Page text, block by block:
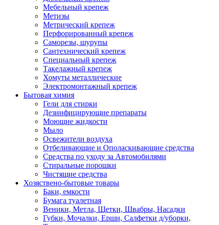
Мебельный крепеж
Метизы
Метрический крепеж
Перфорированный крепеж
Саморезы, шурупы
Сантехнический крепеж
Специальный крепеж
Такелажный крепеж
Хомуты металлические
Электромонтажный крепеж
Бытовая химия
Гели для стирки
Дезинфицирующие препараты
Моющие жидкости
Мыло
Освежители воздуха
Отбеливающие и Ополаскивающие средства
Средства по уходу за Автомобилями
Стиральные порошки
Чистящие средства
Хозяствено-бытовые товары
Баки, емкости
Бумага туалетная
Веники, Метла, Щетки, Швабры, Насадки
Губки, Мочалки, Ерши, Салфетки д/уборки,